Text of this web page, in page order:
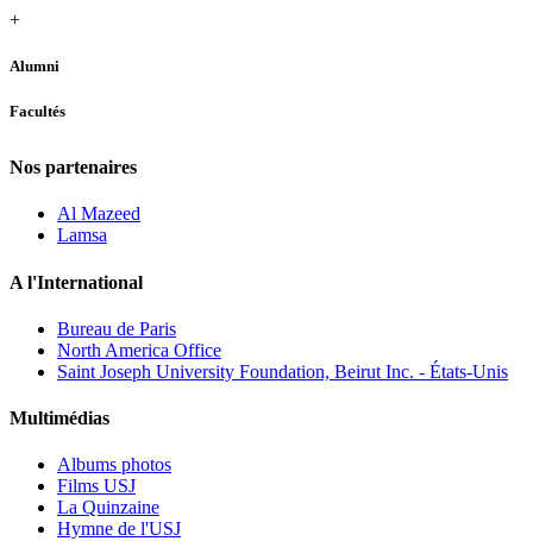
+
Alumni
Facultés
Nos partenaires
Al Mazeed
Lamsa
A l'International
Bureau de Paris
North America Office
Saint Joseph University Foundation, Beirut Inc. - États-Unis
Multimédias
Albums photos
Films USJ
La Quinzaine
Hymne de l'USJ